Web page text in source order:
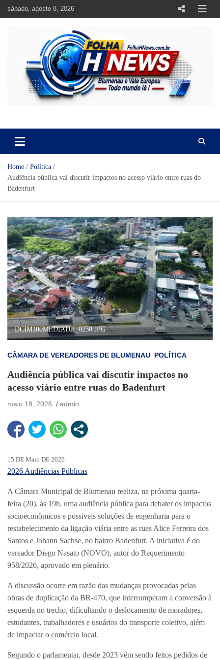
sábado, agosto 8, 2026
Home
Política
Audiência pública vai discutir impactos no acesso viário entre ruas do
Badenfurt
DCIM100MEDIADJI_0250.JPG
CÂMARA DE VEREADORES DE BLUMENAU POLÍTICA
Audiência pública vai discutir impactos no
acesso viário entre ruas do Badenfurt
maio 18, 2026 admin
15 DE Maio DE 2026
2026 Audiências Públicas
A Câmara Municipal de Blumenau realiza, na próxima quarta-
feira (20), às 19h, uma audiência pública para debater os impactos
socioeconômicos e possíveis soluções de engenharia para o
restabelecimento da ligação viária entre as ruas Alice Ferreira dos
Santos e Johann Sachse, no bairro Badenfurt. A iniciativa é do
vereador Diego Nasato (NOVO), autor do Requerimento
958/2026, aprovado em plenário.
A discussão ocorre em razão das mudanças provocadas pelas
obras de duplicação da BR-470, que interromperam a conversão à
esquerda no trecho, dificultando o deslocamento de moradores,
estudantes, trabalhadores e usuários do transporte coletivo, além
de impactar o comércio local.
Segundo o parlamentar, desde 2023 vêm sendo feitos pedidos de